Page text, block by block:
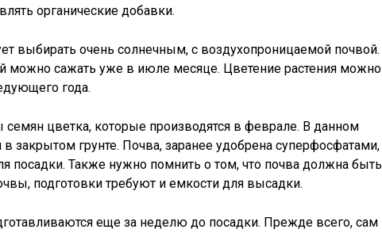
органические добавки.
выбирать очень солнечным, с воздухопроницаемой почвой.
можно сажать уже в июле месяце. Цветение растения можно
года.
цветка, которые производятся в феврале. В данном
в закрытом грунте. Почва, заранее удобрена суперфосфатами,
посадки. Также нужно помнить о том, что почва должна быть
подготовки требуют и емкости для высадки.
еще за неделю до посадки. Прежде всего, сам